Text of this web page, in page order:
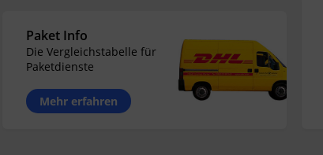
Paket Info
Die Vergleichstabelle für
Paketdienste
Mehr erfahren